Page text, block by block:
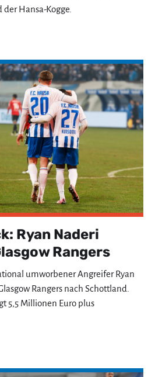
Hansa-Kogge.
Ryan Naderi
Rangers
umworbener Angreifer Ryan
Rangers nach Schottland.
5,5 Millionen Euro plus